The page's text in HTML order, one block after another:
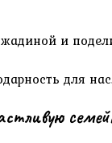
и
для